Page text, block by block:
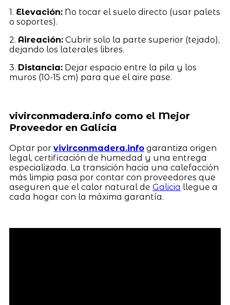
1. Elevación:No tocar el suelo directo (usar palets
o soportes).
2. Aireación:Cubrir solo la parte superior (tejado),
dejando los laterales libres.
3. Distancia:Dejar espacio entre la pila y los
muros (10-15 cm) para que el aire pase.
vivirconmadera.info como el Mejor
Proveedor en Galicia
Optar por vivirconmadera.infogarantiza origen
legal, certificación de humedad y una entrega
especializada. La transición hacia una calefacción
más limpia pasa por contar con proveedores que
aseguren que el calor natural de Galicia llegue a
cada hogar con la máxima garantía.